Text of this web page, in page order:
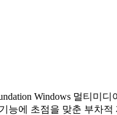
Windows 멀티미
능에 초점을 맞춘 부차적